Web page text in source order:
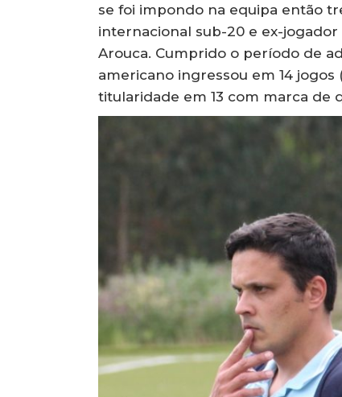
se foi impondo na equipa então
internacional sub-20 e ex-jogador
Arouca. Cumprido o período de
americano ingressou em 14
titularidade em 13 com marca de